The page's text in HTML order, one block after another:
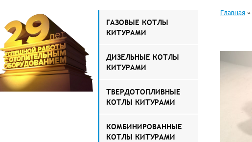
ГАЗОВЫЕ КОТЛЫ
КИТУРАМИ
ДИЗЕЛЬНЫЕ КОТЛЫ
КИТУРАМИ
ТВЕРДОТОПЛИВНЫЕ
КОТЛЫ КИТУРАМИ
КОМБИНИРОВАННЫЕ
КОТЛЫ КИТУРАМИ
Главная »